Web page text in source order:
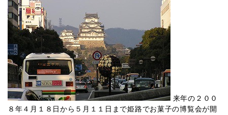
来年の２００
８年４月１８日から５月１１日まで姫路でお菓子の博覧会が開